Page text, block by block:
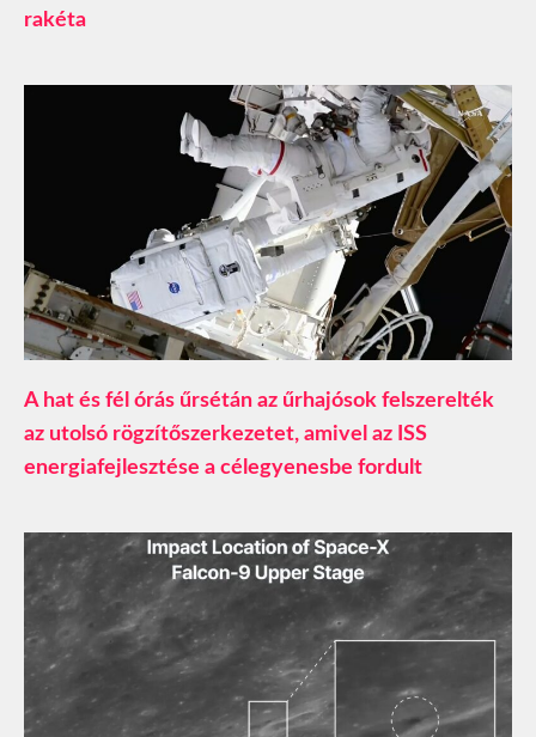
rakéta
A hat és fél órás űrsétán az űrhajósok felszerelték
az utolsó rögzítőszerkezetet, amivel az ISS
energiafejlesztése a célegyenesbe fordult